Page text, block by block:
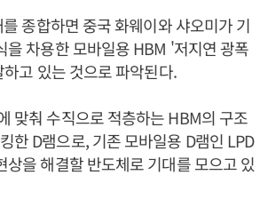
종합하면 중국 화웨이와 샤오미가 기
을 차용한 모바일용 HBM '저지연 광폭
고 있는 것으로 파악된다.
맞춰 수직으로 적층하는 HBM의 구조
한 D램으로, 기존 모바일용 D램인 LPD
상을 해결할 반도체로 기대를 모으고 있